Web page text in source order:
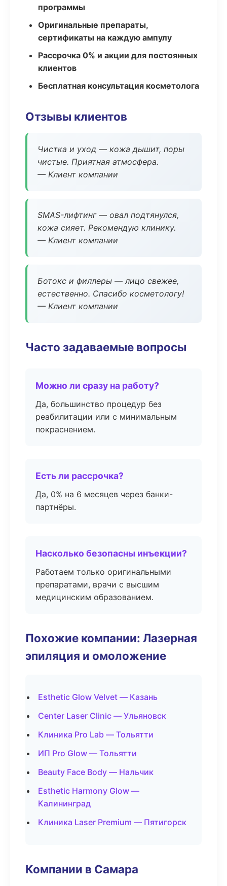
программы
Оригинальные препараты,
сертификаты на каждую ампулу
Рассрочка 0% и акции для постоянных
клиентов
Бесплатная консультация косметолога
Отзывы клиентов
Чистка и уход — кожа дышит, поры
чистые. Приятная атмосфера.
— Клиент компании
SMAS-лифтинг — овал подтянулся,
кожа сияет. Рекомендую клинику.
— Клиент компании
Ботокс и филлеры — лицо свежее,
естественно. Спасибо косметологу!
— Клиент компании
Часто задаваемые вопросы
Можно ли сразу на работу?
Да, большинство процедур без
реабилитации или с минимальным
покраснением.
Есть ли рассрочка?
Да, 0% на 6 месяцев через банки-
партнёры.
Насколько безопасны инъекции?
Работаем только оригинальными
препаратами, врачи с высшим
медицинским образованием.
Похожие компании: Лазерная
эпиляция и омоложение
Esthetic Glow Velvet — Казань
Center Laser Clinic — Ульяновск
Клиника Pro Lab — Тольятти
ИП Pro Glow — Тольятти
Beauty Face Body — Нальчик
Esthetic Harmony Glow —
Калининград
Клиника Laser Premium — Пятигорск
Компании в Самара